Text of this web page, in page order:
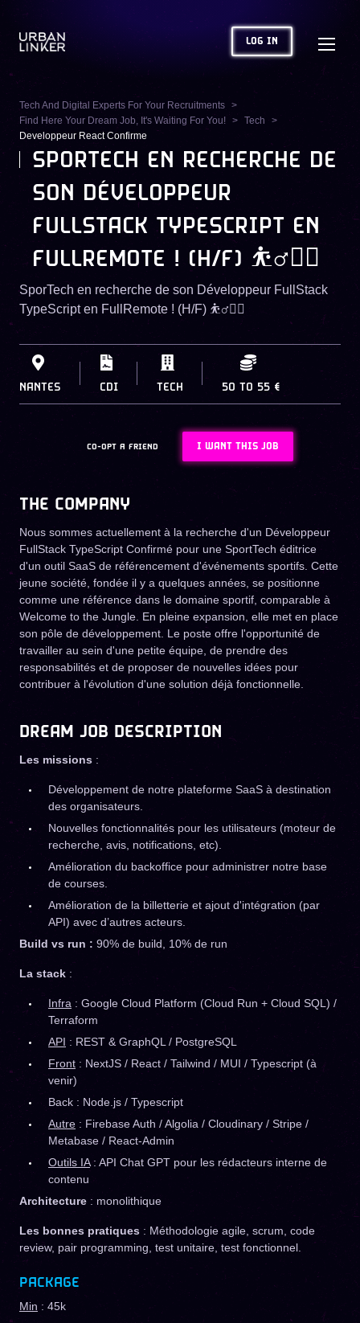
LOG IN
Tech And Digital Experts For Your Recruitments
Find Here Your Dream Job, It's Waiting For You!
Tech
Developpeur React Confirme
SPORTECH EN RECHERCHE DE
SON DÉVELOPPEUR
FULLSTACK TYPESCRIPT EN
FULLREMOTE ! (H/F) ⛹️‍♂️🏋️‍♀️
SporTech en recherche de son Développeur FullStack
TypeScript en FullRemote ! (H/F) ⛹️‍♂️🏋️‍♀️
NANTES CDI TECH 50 TO 55 €
CO-OPT A FRIEND I WANT THIS JOB
THE COMPANY
Nous sommes actuellement à la recherche d'un Développeur
FullStack TypeScript Confirmé pour une SportTech éditrice
d'un outil SaaS de référencement d'événements sportifs. Cette
jeune société, fondée il y a quelques années, se positionne
comme une référence dans le domaine sportif, comparable à
Welcome to the Jungle. En pleine expansion, elle met en place
son pôle de développement. Le poste offre l'opportunité de
travailler au sein d'une petite équipe, de prendre des
responsabilités et de proposer de nouvelles idées pour
contribuer à l'évolution d'une solution déjà fonctionnelle.
DREAM JOB DESCRIPTION
Les missions :
Développement de notre plateforme SaaS à destination
des organisateurs.
Nouvelles fonctionnalités pour les utilisateurs (moteur de
recherche, avis, notifications, etc).
Amélioration du backoffice pour administrer notre base
de courses.
Amélioration de la billetterie et ajout d'intégration (par
API) avec d’autres acteurs.
Build vs run : 90% de build, 10% de run
La stack :
Infra : Google Cloud Platform (Cloud Run + Cloud SQL) /
Terraform
API : REST & GraphQL / PostgreSQL
Front : NextJS / React / Tailwind / MUI / Typescript (à
venir)
Back : Node.js / Typescript
Autre : Firebase Auth / Algolia / Cloudinary / Stripe /
Metabase / React-Admin
Outils IA: API Chat GPT pour les rédacteurs interne de
contenu
Architecture : monolithique
Les bonnes pratiques : Méthodologie agile, scrum, code
review, pair programming, test unitaire, test fonctionnel.
PACKAGE
Min : 45k